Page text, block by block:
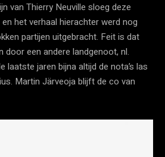
van Thierry Neuville sloeg deze
het verhaal hierachter werd nog
partijen uitgebracht. Feit is dat
door een andere landgenoot, nl.
laatste jaren bijna altijd de nota’s las
Martin Järveoja blijft de co van